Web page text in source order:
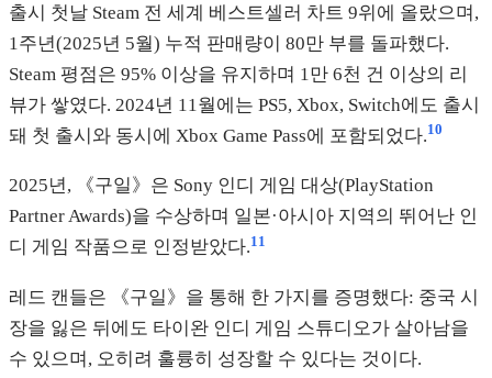
출시 첫날 Steam 전 세계 베스트셀러 차트 9위에 올랐으며,
1주년(2025년 5월) 누적 판매량이 80만 부를 돌파했다.
Steam 평점은 95% 이상을 유지하며 1만 6천 건 이상의 리
뷰가 쌓였다. 2024년 11월에는 PS5, Xbox, Switch에도 출시
돼 첫 출시와 동시에 Xbox Game Pass에 포함되었다.10
2025년, 《구일》은 Sony 인디 게임 대상(PlayStation
Partner Awards)을 수상하며 일본·아시아 지역의 뛰어난 인
디 게임 작품으로 인정받았다.11
레드 캔들은 《구일》을 통해 한 가지를 증명했다: 중국 시
장을 잃은 뒤에도 타이완 인디 게임 스튜디오가 살아남을
수 있으며, 오히려 훌륭히 성장할 수 있다는 것이다.